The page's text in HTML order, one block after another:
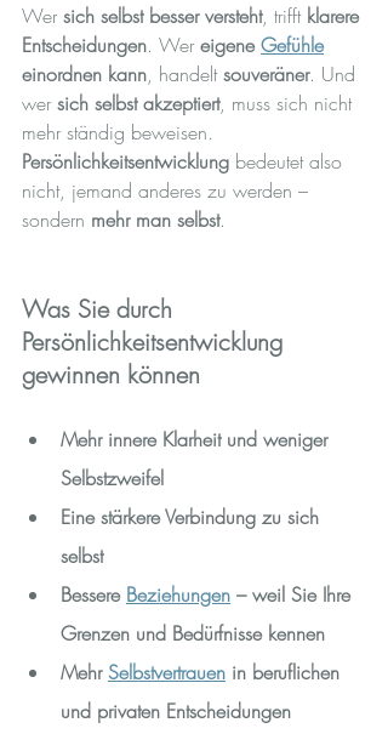
Wer sich selbst besser versteht, trifft klarere
Entscheidungen. Wer eigene Gefühle
einordnen kann, handelt souveräner. Und
wer sich selbst akzeptiert, muss sich nicht
mehr ständig beweisen.
Persönlichkeitsentwicklung bedeutet also
nicht, jemand anderes zu werden –
sondern mehr man selbst.
Was Sie durch
Persönlichkeitsentwicklung
gewinnen können
Mehr innere Klarheit und weniger
Selbstzweifel
Eine stärkere Verbindung zu sich
selbst
Bessere Beziehungen – weil Sie Ihre
Grenzen und Bedürfnisse kennen
Mehr Selbstvertrauen in beruflichen
und privaten Entscheidungen